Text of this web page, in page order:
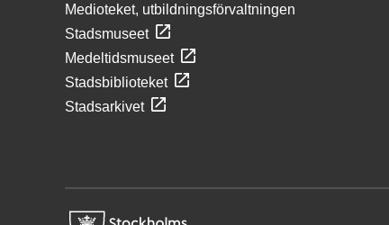
Medioteket, utbildningsförvaltningen
Stadsmuseet
Medeltidsmuseet
Stadsbiblioteket
Stadsarkivet